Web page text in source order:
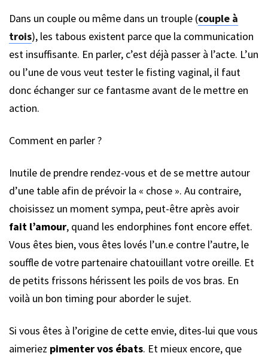
Dans un couple ou même dans un trouple (couple à
trois), les tabous existent parce que la communication
est insuffisante. En parler, c’est déjà passer à l’acte. L’un
ou l’une de vous veut tester le fisting vaginal, il faut
donc échanger sur ce fantasme avant de le mettre en
action.
Comment en parler ?
Inutile de prendre rendez-vous et de se mettre autour
d’une table afin de prévoir la « chose ». Au contraire,
choisissez un moment sympa, peut-être après avoir
fait l’amour, quand les endorphines font encore effet.
Vous êtes bien, vous êtes lovés l’un.e contre l’autre, le
souffle de votre partenaire chatouillant votre oreille. Et
de petits frissons hérissent les poils de vos bras. En
voilà un bon timing pour aborder le sujet.
Si vous êtes à l’origine de cette envie, dites-lui que vous
aimeriez pimenter vos ébats. Et mieux encore, que